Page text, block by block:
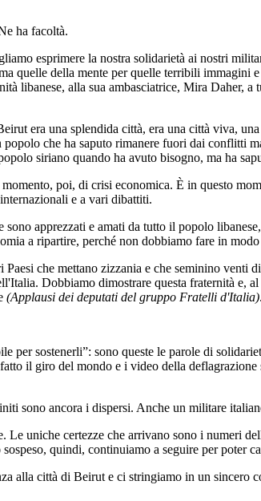
ha facoltà.
esprimere la nostra solidarietà ai nostri
quelle della mente per quelle terribili immagini
libanese, alla sua ambasciatrice, Mira Daher,
era una splendida città, era una città viva,
che ha saputo rimanere fuori dai conflitti
siriano quando ha avuto bisogno, ma ha
poi, di crisi economica. È in questo
e a vari dibattiti.
apprezzati e amati da tutto il popolo
a ripartire, perché non dobbiamo fare in
che mettano zizzania e che seminino
Dobbiamo dimostrare questa fraternità e,
(Applausi dei deputati del gruppo Fratelli d'Italia).
per sostenerli”: sono queste le parole di
il giro del mondo e i video della
sono ancora i dispersi. Anche un militare
Le uniche certezze che arrivano sono i numeri
quindi, continuiamo a seguire per poter
alla città di Beirut e ci stringiamo in un sincero